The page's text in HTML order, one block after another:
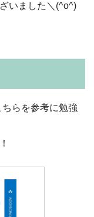
いました＼(^o^)
らを参考に勉強